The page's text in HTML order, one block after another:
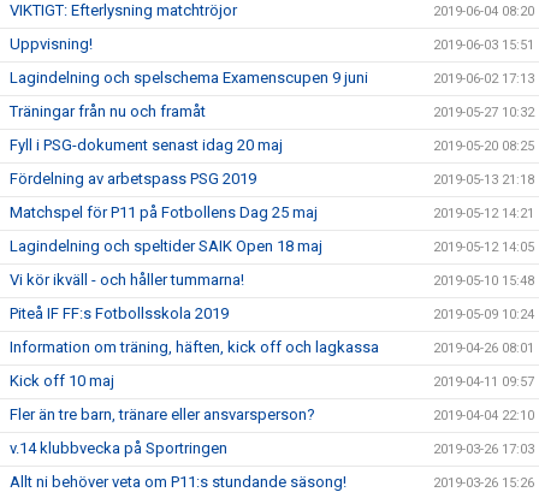
VIKTIGT: Efterlysning matchtröjor 2019-06-04 08:20
Uppvisning! 2019-06-03 15:51
Lagindelning och spelschema Examenscupen 9 juni 2019-06-02 17:13
Träningar från nu och framåt 2019-05-27 10:32
Fyll i PSG-dokument senast idag 20 maj 2019-05-20 08:25
Fördelning av arbetspass PSG 2019 2019-05-13 21:18
Matchspel för P11 på Fotbollens Dag 25 maj 2019-05-12 14:21
Lagindelning och speltider SAIK Open 18 maj 2019-05-12 14:05
Vi kör ikväll - och håller tummarna! 2019-05-10 15:48
Piteå IF FF:s Fotbollsskola 2019 2019-05-09 10:24
Information om träning, häften, kick off och lagkassa 2019-04-26 08:01
Kick off 10 maj 2019-04-11 09:57
Fler än tre barn, tränare eller ansvarsperson? 2019-04-04 22:10
v.14 klubbvecka på Sportringen 2019-03-26 17:03
Allt ni behöver veta om P11:s stundande säsong! 2019-03-26 15:26